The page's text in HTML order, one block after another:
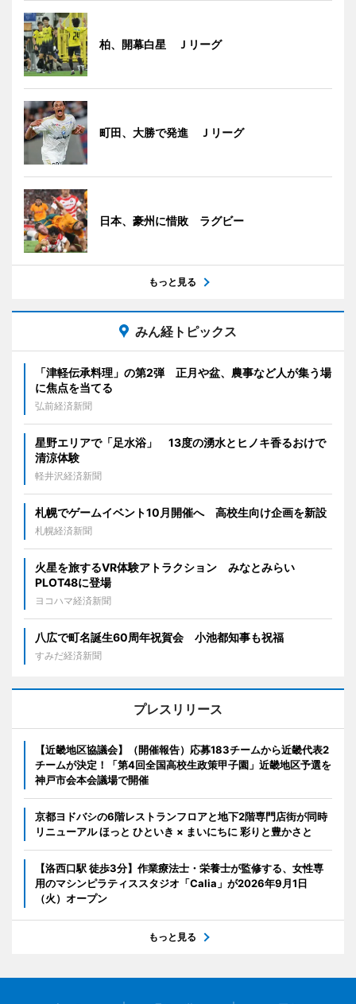
柏、開幕白星 Ｊリーグ
町田、大勝で発進 Ｊリーグ
日本、豪州に惜敗 ラグビー
もっと見る
みん経トピックス
「津軽伝承料理」の第2弾 正月や盆、農事など人が集う場
に焦点を当てる
弘前経済新聞
星野エリアで「足水浴」 13度の湧水とヒノキ香るおけで
清涼体験
軽井沢経済新聞
札幌でゲームイベント10月開催へ 高校生向け企画を新設
札幌経済新聞
火星を旅するVR体験アトラクション みなとみらい
PLOT48に登場
ヨコハマ経済新聞
八広で町名誕生60周年祝賀会 小池都知事も祝福
すみだ経済新聞
プレスリリース
【近畿地区協議会】（開催報告）応募183チームから近畿代表2
チームが決定！「第4回全国高校生政策甲子園」近畿地区予選を
神戸市会本会議場で開催
京都ヨドバシの6階レストランフロアと地下2階専門店街が同時
リニューアル ほっと ひといき × まいにちに 彩りと豊かさと
【洛西口駅 徒歩3分】作業療法士・栄養士が監修する、女性専
用のマシンピラティススタジオ「Calia」が2026年9月1日
（火）オープン
もっと見る